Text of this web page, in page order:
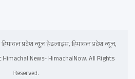
प्रदेश न्यूज़ हेडलाइंस, हिमाचल प्रदेश न्यूज़,
Himachal News- HimachalNow. All Rights
Reserved.